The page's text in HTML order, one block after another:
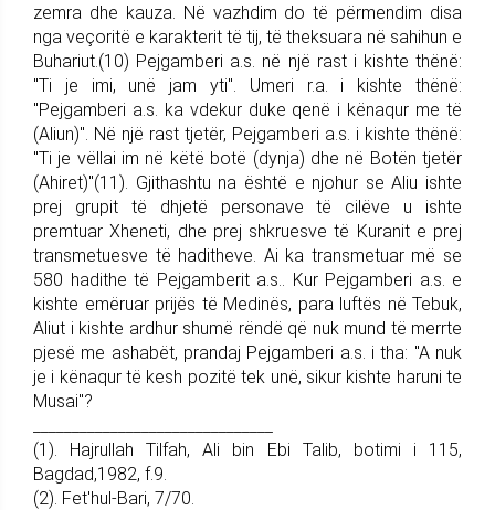
zemra dhe kauza. Në vazhdim do të përmendim disa
nga veçoritë e karakterit të tij, të theksuara në sahihun e
Buhariut.(10) Pejgamberi a.s. në një rast i kishte thënë:
"Ti je imi, unë jam yti". Umeri r.a. i kishte thënë:
"Pejgamberi a.s. ka vdekur duke qenë i kënaqur me të
(Aliun)". Në një rast tjetër, Pejgamberi a.s. i kishte thënë:
"Ti je vëllai im në këtë botë (dynja) dhe në Botën tjetër
(Ahiret)"(11). Gjithashtu na është e njohur se Aliu ishte
prej grupit të dhjetë personave të cilëve u ishte
premtuar Xheneti, dhe prej shkruesve të Kuranit e prej
transmetuesve të haditheve. Ai ka transmetuar më se
580 hadithe të Pejgamberit a.s.. Kur Pejgamberi a.s. e
kishte emëruar prijës të Medinës, para luftës në Tebuk,
Aliut i kishte ardhur shumë rëndë që nuk mund të merrte
pjesë me ashabët, prandaj Pejgamberi a.s. i tha: "A nuk
je i kënaqur të kesh pozitë tek unë, sikur kishte haruni te
Musai"?
(1). Hajrullah Tilfah, Ali bin Ebi Talib, botimi i 115,
Bagdad,1982, f.9.
(2). Fet'hul-Bari, 7/70.